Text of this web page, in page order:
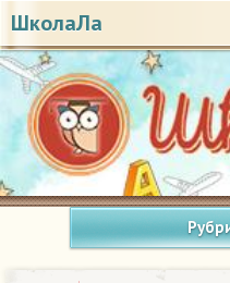
ШколаЛа